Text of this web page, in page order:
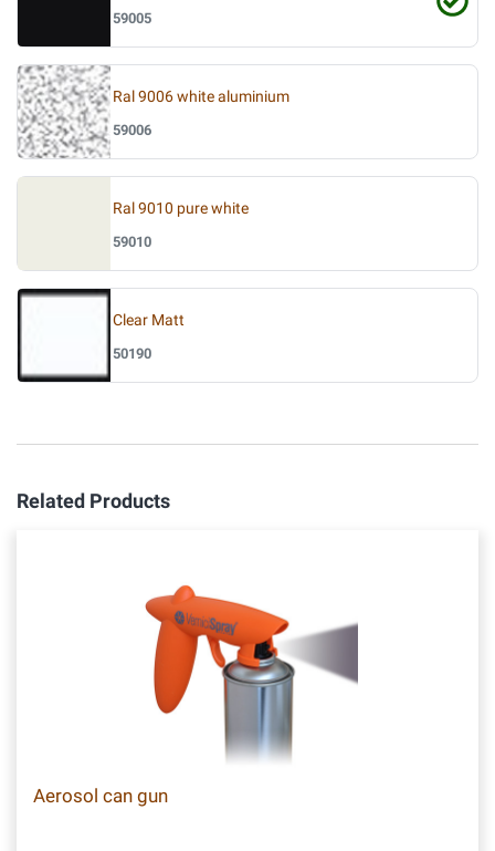
59005
Ral 9006 white aluminium
59006
Ral 9010 pure white
59010
Clear Matt
50190
Related Products
Aerosol can gun